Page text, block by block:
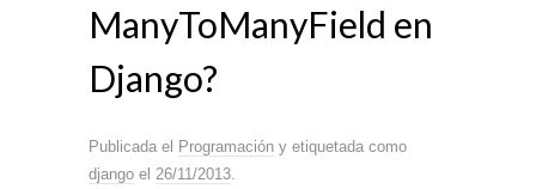
ManyToManyField en
Django?
Publicada el Programación y etiquetada como
django el 26/11/2013